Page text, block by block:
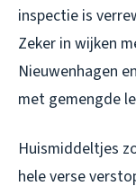
inspectie is
Zeker in wijken
Nieuwenhagen
met gemengde
Huismiddeltjes
hele verse